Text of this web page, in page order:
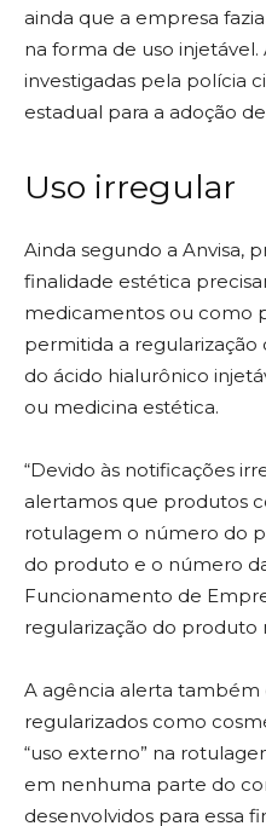
ainda que a empresa
na forma de uso
investigadas pela polícia
estadual para a adoção
Uso irregular
Ainda segundo a Anvisa,
finalidade estética
medicamentos ou como
permitida a regularização
do ácido hialurônico
ou medicina estética.
“Devido às notificações
alertamos que produtos
rotulagem o número do
do produto e o número
Funcionamento de
regularização do produto
A agência alerta
regularizados como
“uso externo” na
em nenhuma parte do
desenvolvidos para essa